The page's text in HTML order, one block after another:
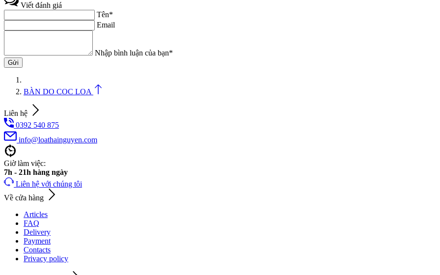
Viết đánh giá
Tên*
Email
Nhập bình luận của bạn*
BÀN DO COC LOA
Liên hệ
0392 540 875
info@loathainguyen.com
Giờ làm việc:
7h - 21h hàng ngày
Liên hệ với chúng tôi
Về cửa hàng
Articles
FAQ
Delivery
Payment
Contacts
Privacy policy